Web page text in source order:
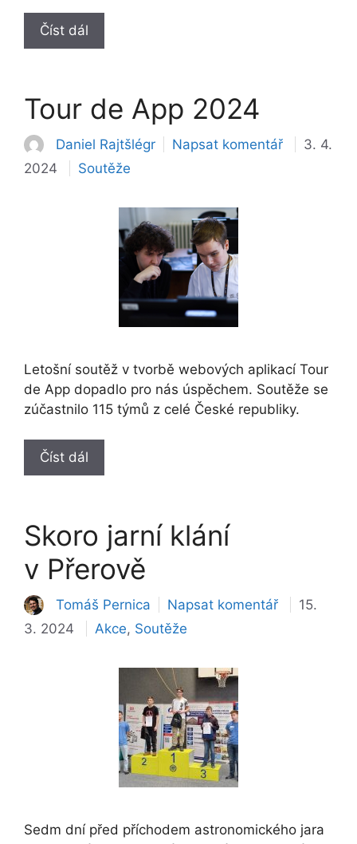
Číst dál
Tour de App 2024
Daniel Rajtšlégr Napsat komentář
3. 4.
2024
Rubriky
Soutěže
Letošní soutěž v tvorbě webových aplikací Tour
de App dopadlo pro nás úspěchem. Soutěže se
zúčastnilo 115 týmů z celé České republiky.
Číst dál
Skoro jarní klání
v Přerově
Tomáš Pernica Napsat komentář
15.
3. 2024
Rubriky
Akce, Soutěže
Sedm dní před příchodem astronomického jara